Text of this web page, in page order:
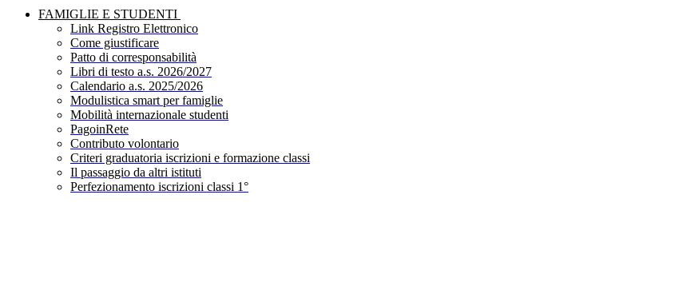
FAMIGLIE E STUDENTI
Link Registro Elettronico
Come giustificare
Patto di corresponsabilità
Libri di testo a.s. 2026/2027
Calendario a.s. 2025/2026
Modulistica smart per famiglie
Mobilità internazionale studenti
PagoinRete
Contributo volontario
Criteri graduatoria iscrizioni e formazione classi
Il passaggio da altri istituti
Perfezionamento iscrizioni classi 1°